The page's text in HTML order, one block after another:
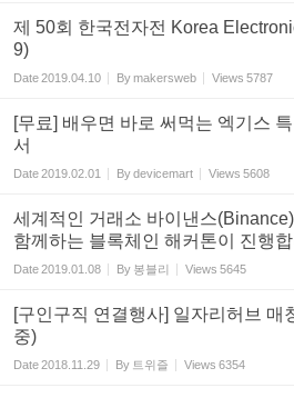
제 50회 한국전자전 Korea
9)
Date2019.04.10 Bymakersweb Views 5787
[무료] 배우면 바로 써먹는 엑기스
서
Date2019.02.01 Bydevicemart Views 5608
세계적인 거래소 바이낸스
함께하는 블록체인 해커톤이 진행
Date2019.01.08 By 봉블리 Views 5645
[구인구직 연결행사] 일자리허브 매
중)
Date2018.11.29 By 트위즐 Views 6354